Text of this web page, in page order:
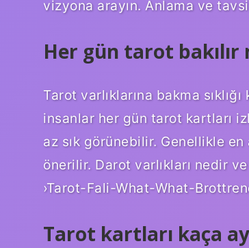
vizyona arayın. Anlama ve
Her gün tarot bakılır
Tarot varlıklarına bakma
insanlar her gün tarot kartları
az sık görünebilir. Genellikle
önerilir. Darot varlıkları nedir
›Tarot-Fali-What-What-
Tarot kartları kaça